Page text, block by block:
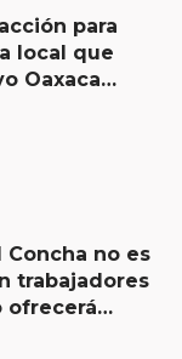
para
local que
Oaxaca
Concha no es
trabajadores
ofrecerá